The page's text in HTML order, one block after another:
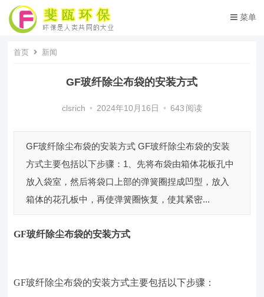
菜单
首页 新闻
GF玻纤除尘布袋的安装方式
clsrich • 2024年10月16日 • 643 阅读
GF玻纤除尘布袋的安装方式 GF玻纤除尘布袋的安装
方式主要包括以下步骤：1、先将布袋由箱体花板孔中
放入袋室，然后将袋口上部的弹簧圈捏成凹型，放入
箱体的花孔板中，再使弹簧圈恢复，使其紧密...
GF玻纤除尘布袋的安装方式
GF玻纤除尘布袋的安装方式主要包括以下步骤：